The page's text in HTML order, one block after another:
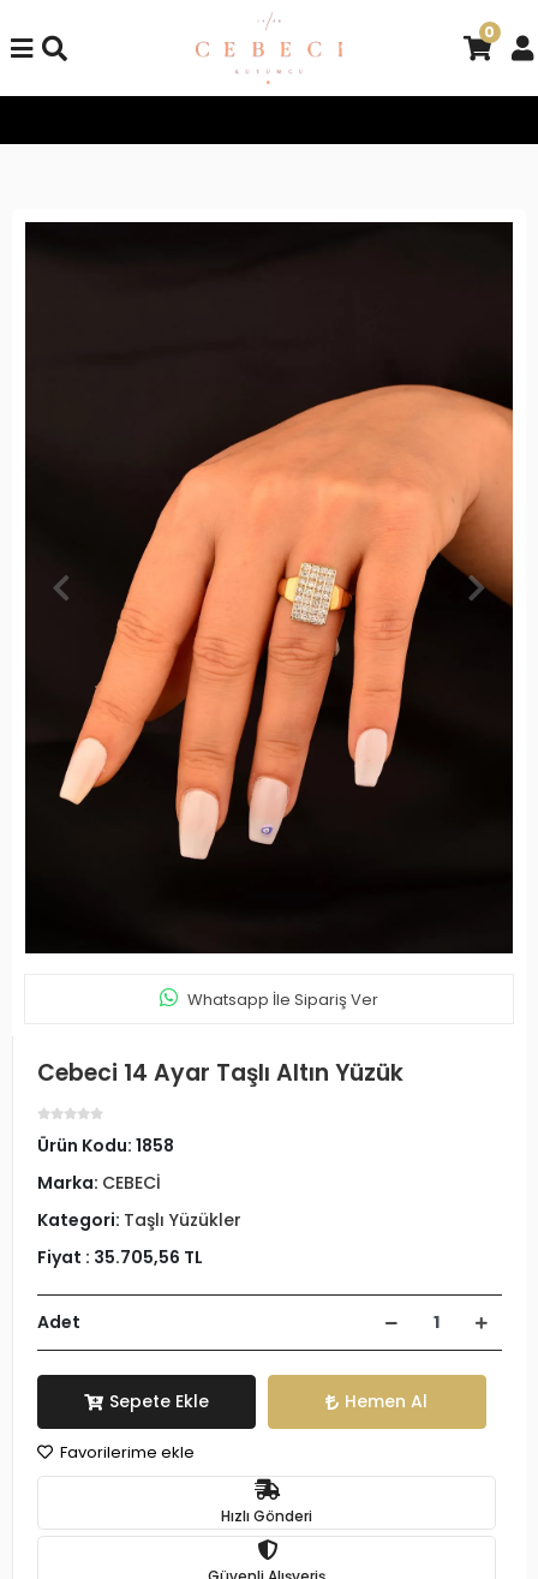
0
Whatsapp İle Sipariş Ver
Cebeci 14 Ayar Taşlı Altın Yüzük
Ürün Kodu: 1858
Marka: CEBECİ
Kategori: Taşlı Yüzükler
Fiyat : 35.705,56 TL
Adet
Sepete Ekle Hemen Al
Favorilerime ekle
Hızlı Gönderi